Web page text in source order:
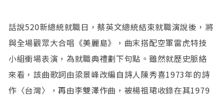
話說520新總統就職日，蔡英文總統結束就職演說後，將
與全場觀眾大合唱《美麗島》，曲末搭配空軍雷虎特技
小組衝場表演，為就職典禮劃下句點。雖然就歷史脈絡
來看，該曲歌詞由梁景峰改編自詩人陳秀喜1973年的詩
作〈台灣〉，再由李雙澤作曲，被楊祖珺收錄在其1979